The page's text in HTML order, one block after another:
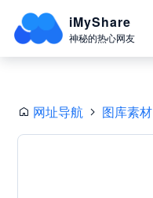
iMyShare
神秘的热心网友
网址导航 图库素材